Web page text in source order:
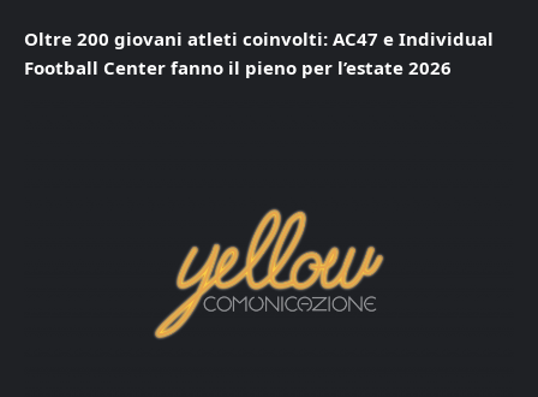
Oltre 200 giovani atleti coinvolti: AC47 e Individual
Football Center fanno il pieno per l’estate 2026